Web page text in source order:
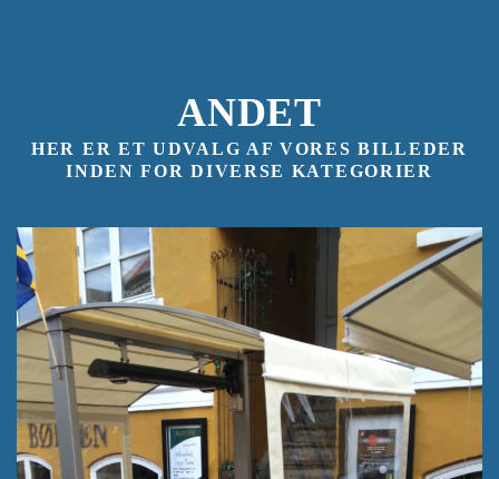
ANDET
HER ER ET UDVALG AF VORES BILLEDER
INDEN FOR DIVERSE KATEGORIER